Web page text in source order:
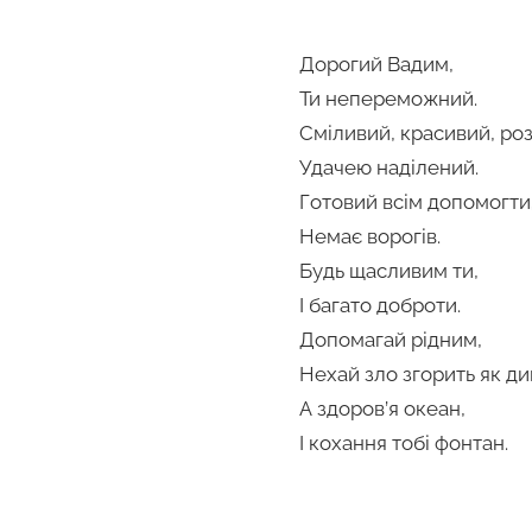
Дорогий Вадим,
Ти непереможний.
Сміливий, красивий,
Удачею наділений.
Готовий всім
Немає ворогів.
Будь щасливим ти,
І багато доброти.
Допомагай рідним,
Нехай зло згорить як
А здоров’я океан,
І кохання тобі фонтан.